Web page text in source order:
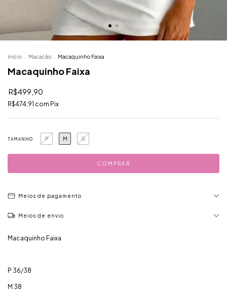
Início Macacão Macaquinho Faixa
Macaquinho Faixa
R$499,90
R$474,91 com Pix
TAMANHO P M G
Meios de pagamento
Meios de envio
Macaquinho Faixa
P 36/38
M 38